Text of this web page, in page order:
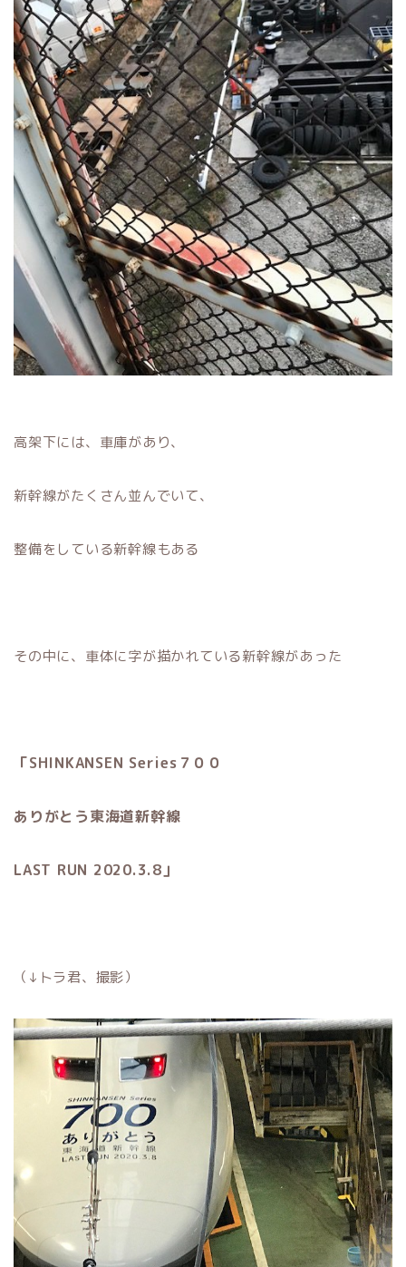
高架下には、車庫があり、
新幹線がたくさん並んでいて、
整備をしている新幹線もある
その中に、車体に字が描かれている新幹線があった
「SHINKANSEN Series ７００
ありがとう東海道新幹線
LAST RUN 2020.3.8」
（↓トラ君、撮影）